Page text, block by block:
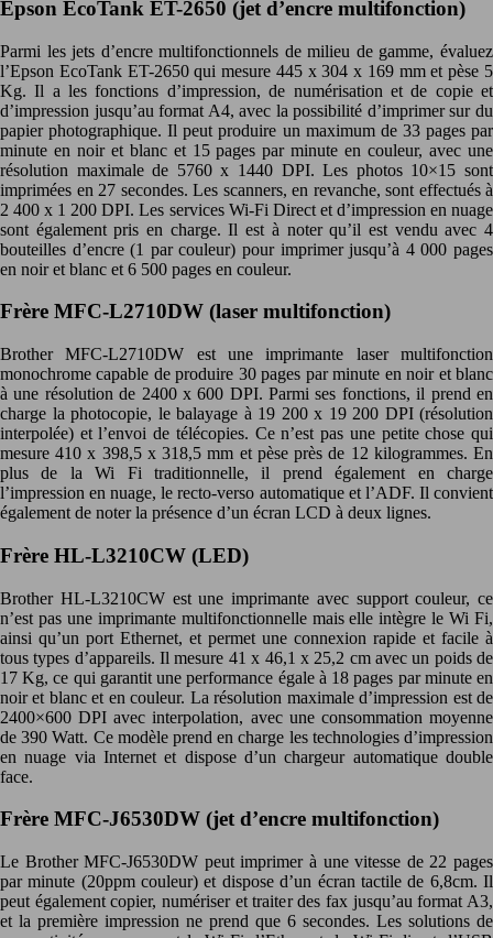
Epson EcoTank ET-2650 (jet d’encre multifonction)
Parmi les jets d’encre multifonctionnels de milieu de gamme, évaluez
l’Epson EcoTank ET-2650 qui mesure 445 x 304 x 169 mm et pèse 5
Kg. Il a les fonctions d’impression, de numérisation et de copie et
d’impression jusqu’au format A4, avec la possibilité d’imprimer sur du
papier photographique. Il peut produire un maximum de 33 pages par
minute en noir et blanc et 15 pages par minute en couleur, avec une
résolution maximale de 5760 x 1440 DPI. Les photos 10×15 sont
imprimées en 27 secondes. Les scanners, en revanche, sont effectués à
2 400 x 1 200 DPI. Les services Wi-Fi Direct et d’impression en nuage
sont également pris en charge. Il est à noter qu’il est vendu avec 4
bouteilles d’encre (1 par couleur) pour imprimer jusqu’à 4 000 pages
en noir et blanc et 6 500 pages en couleur.
Frère MFC-L2710DW (laser multifonction)
Brother MFC-L2710DW est une imprimante laser multifonction
monochrome capable de produire 30 pages par minute en noir et blanc
à une résolution de 2400 x 600 DPI. Parmi ses fonctions, il prend en
charge la photocopie, le balayage à 19 200 x 19 200 DPI (résolution
interpolée) et l’envoi de télécopies. Ce n’est pas une petite chose qui
mesure 410 x 398,5 x 318,5 mm et pèse près de 12 kilogrammes. En
plus de la Wi Fi traditionnelle, il prend également en charge
l’impression en nuage, le recto-verso automatique et l’ADF. Il convient
également de noter la présence d’un écran LCD à deux lignes.
Frère HL-L3210CW (LED)
Brother HL-L3210CW est une imprimante avec support couleur, ce
n’est pas une imprimante multifonctionnelle mais elle intègre le Wi Fi,
ainsi qu’un port Ethernet, et permet une connexion rapide et facile à
tous types d’appareils. Il mesure 41 x 46,1 x 25,2 cm avec un poids de
17 Kg, ce qui garantit une performance égale à 18 pages par minute en
noir et blanc et en couleur. La résolution maximale d’impression est de
2400×600 DPI avec interpolation, avec une consommation moyenne
de 390 Watt. Ce modèle prend en charge les technologies d’impression
en nuage via Internet et dispose d’un chargeur automatique double
face.
Frère MFC-J6530DW (jet d’encre multifonction)
Le Brother MFC-J6530DW peut imprimer à une vitesse de 22 pages
par minute (20ppm couleur) et dispose d’un écran tactile de 6,8cm. Il
peut également copier, numériser et traiter des fax jusqu’au format A3,
et la première impression ne prend que 6 secondes. Les solutions de